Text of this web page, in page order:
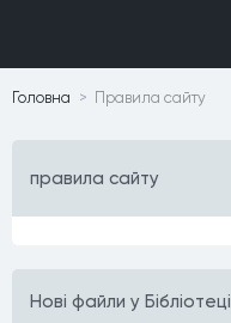
Головна Правила сайту
Нові файли у Бібліотеці
правила сайту